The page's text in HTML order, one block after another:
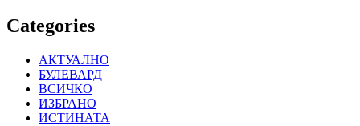
Categories
АКТУАЛНО
БУЛЕВАРД
ВСИЧКО
ИЗБРАНО
ИСТИНАТА